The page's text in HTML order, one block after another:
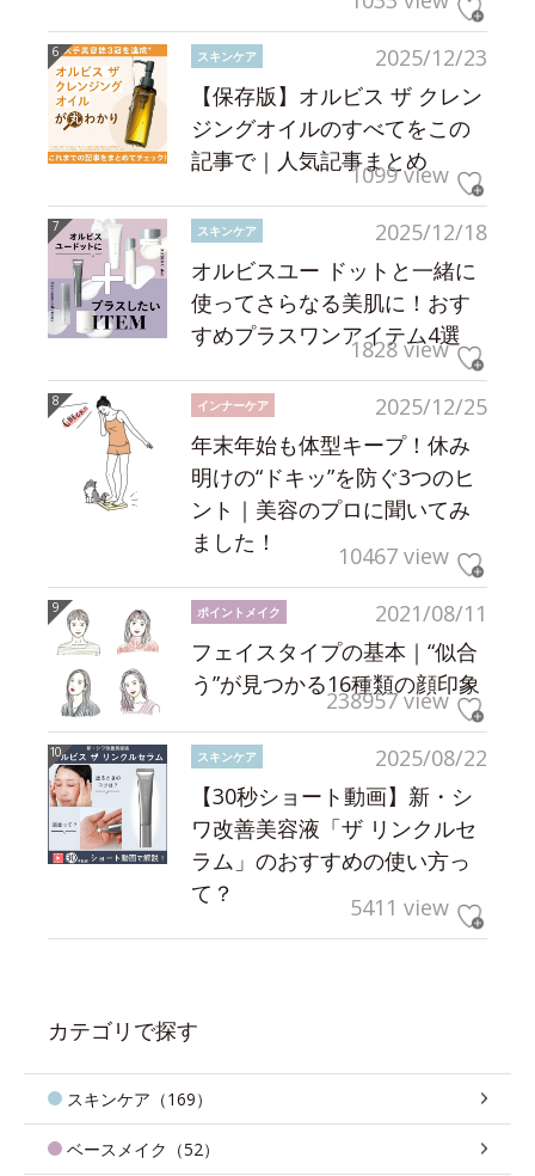
2025/12/23
スキンケア
【保存版】オルビス ザ クレン
ジングオイルのすべてをこの
記事で｜人気記事まとめ
1099 view
2025/12/18
スキンケア
オルビスユー ドットと一緒に
使ってさらなる美肌に！おす
すめプラスワンアイテム4選
1828 view
2025/12/25
インナーケア
年末年始も体型キープ！休み
明けの“ドキッ”を防ぐ3つのヒ
ント｜美容のプロに聞いてみ
ました！
10467 view
2021/08/11
ポイントメイク
フェイスタイプの基本｜“似合
う”が見つかる16種類の顔印象
238957 view
2025/08/22
スキンケア
【30秒ショート動画】新・シ
ワ改善美容液「ザ リンクルセ
ラム」のおすすめの使い方っ
て？
5411 view
カテゴリで探す
スキンケア（169）
ベースメイク（52）